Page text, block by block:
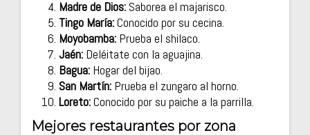
Madre de Dios: Saborea el majarisco.
Tingo María:Conocido por su cecina.
Moyobamba: Prueba el shilaco.
Jaén: Deléitate con la aguajina.
Bagua: Hogar del bijao.
San Martín: Prueba el zungaro al horno.
Loreto:Conocido por su paiche a la parrilla.
Mejores restaurantes por zona